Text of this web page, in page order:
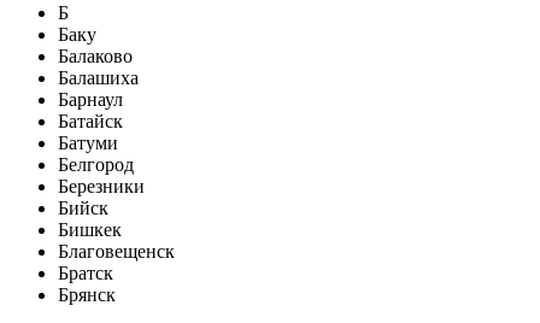
Б
Баку
Балаково
Балашиха
Барнаул
Батайск
Батуми
Белгород
Березники
Бийск
Бишкек
Благовещенск
Братск
Брянск